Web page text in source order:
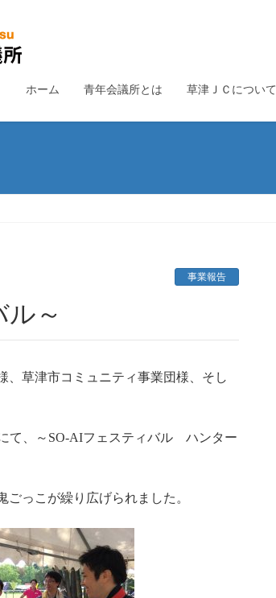
ホーム 青年会議所とは 草津ＪＣについて
事業報告
ル～
、草津市コミュニティ事業団様、そし
て、～SO-AIフェスティバル ハンター
っこが繰り広げられました。